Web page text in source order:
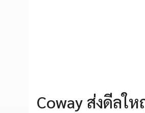
Coway ส่งดีลใ